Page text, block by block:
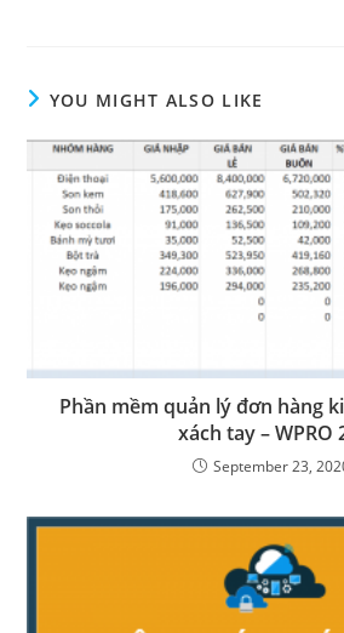
YOU MIGHT ALSO LIKE
Phần mềm quản lý đơn hàng
xách tay – WPRO
September 23,